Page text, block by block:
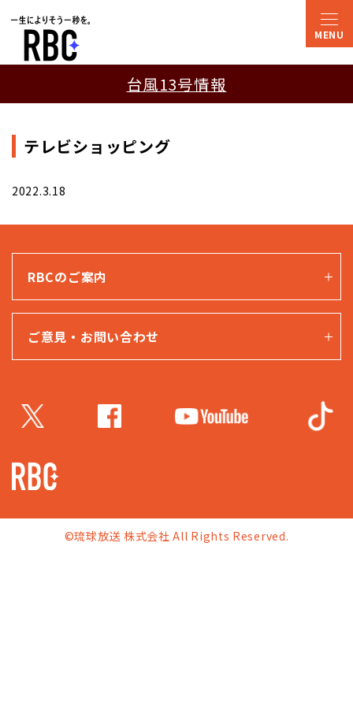
台風13号情報
テレビショッピング
2022.3.18
RBCのご案内
ご意見・お問い合わせ
©琉球放送 株式会社 All Rights Reserved.